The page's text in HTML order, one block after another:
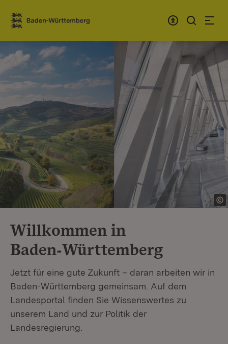
Zum Inhalt springen
Link zur Startseite
Willkommen in
Baden‑Württemberg
Jetzt für eine gute Zukunft – daran arbeiten wir in
Baden-Württemberg gemeinsam. Auf dem
Landesportal finden Sie Wissenswertes zu
unserem Land und zur Politik der
Landesregierung.